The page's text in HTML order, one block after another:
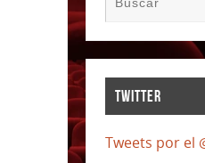
TWITTER
Tweets por el